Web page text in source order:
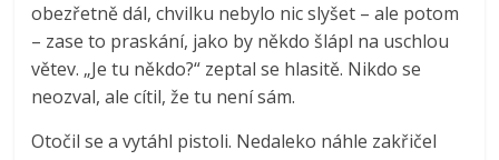
obezřetně dál, chvilku nebylo nic slyšet – ale potom
– zase to praskání, jako by někdo šlápl na uschlou
větev. „Je tu někdo?“ zeptal se hlasitě. Nikdo se
neozval, ale cítil, že tu není sám.
Otočil se a vytáhl pistoli. Nedaleko náhle zakřičel